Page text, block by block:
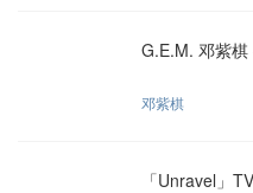
G.E.M. 邓紫
邓紫棋
「Unravel」